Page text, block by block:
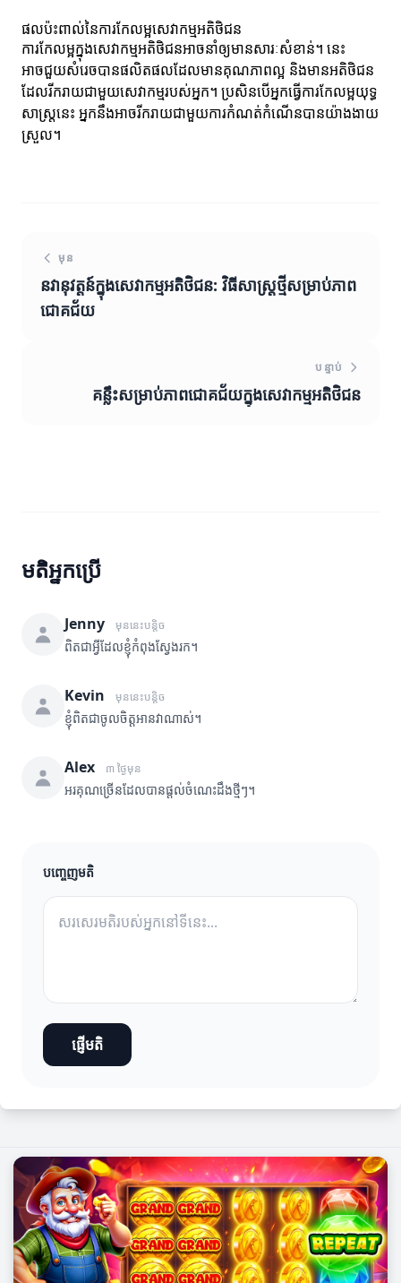
ផលប៉ះពាល់នៃការកែលម្អសេវាកម្មអតិថិជន
ការកែលម្អក្នុងសេវាកម្មអតិថិជនអាចនាំឲ្យមានសារៈសំខាន់។ នេះ
អាចជួយសំរេចបានផលិតផលដែលមានគុណភាពល្អ និងមានអតិថិជន
ដែលរីករាយជាមួយសេវាកម្មរបស់អ្នក។ ប្រសិនបើអ្នកធ្វើការកែលម្អយុទ្ធ
សាស្ត្រនេះ អ្នកនឹងអាចរីករាយជាមួយការកំណត់កំណើនបានយ៉ាងងាយ
ស្រួល។
មុន
នវានុវត្តន៍ក្នុងសេវាកម្មអតិថិជន: វិធីសាស្រ្តថ្មីសម្រាប់ភាព
ជោគជ័យ
បន្ទាប់
គន្លឹះសម្រាប់ភាពជោគជ័យក្នុងសេវាកម្មអតិថិជន
មតិអ្នកប្រើ
Jenny មុននេះបន្តិច
ពិតជាអ្វីដែលខ្ញុំកំពុងស្វែងរក។
Kevin មុននេះបន្តិច
ខ្ញុំពិតជាចូលចិត្តអានវាណាស់។
Alex ៣ ថ្ងៃមុន
អរគុណច្រើនដែលបានផ្តល់ចំណេះដឹងថ្មីៗ។
បញ្ចេញមតិ
ផ្ញើមតិ